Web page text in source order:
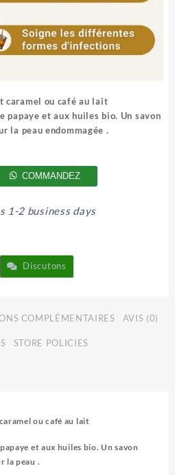
caramel ou café au lait
papaye et aux huiles bio. Un savon
la peau endommagée .
COMMANDEZ
1-2 business days
Discutons
COMPLÉMENTAIRES AVIS (0)
STORE POLICIES
ou café au lait
et aux huiles bio. Un savon
la peau .